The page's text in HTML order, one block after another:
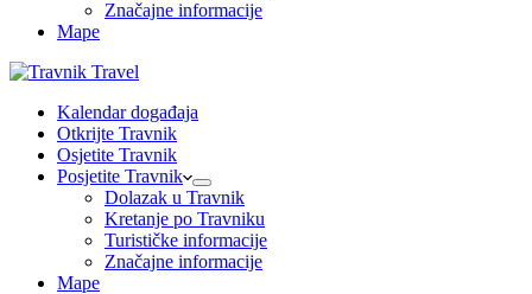
Značajne informacije
Mape
Kalendar događaja
Otkrijte Travnik
Osjetite Travnik
Posjetite Travnik
Dolazak u Travnik
Kretanje po Travniku
Turističke informacije
Značajne informacije
Mape